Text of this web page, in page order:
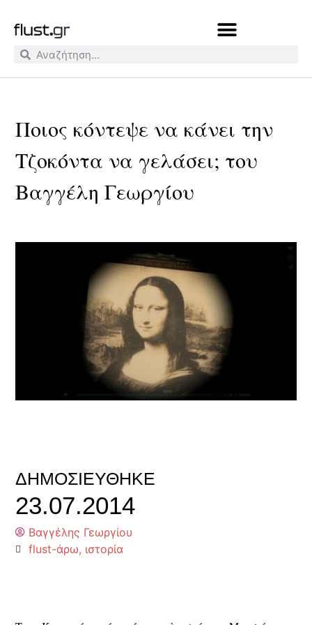
Ποιος κόντεψε να κάνει την
Τζοκόντα να γελάσει; του
Βαγγέλη Γεωργίου
ΔΗΜΟΣΙΕΎΘΗΚΕ
23.07.2014
Βαγγέλης Γεωργίου
flust-άρω, ιστορία